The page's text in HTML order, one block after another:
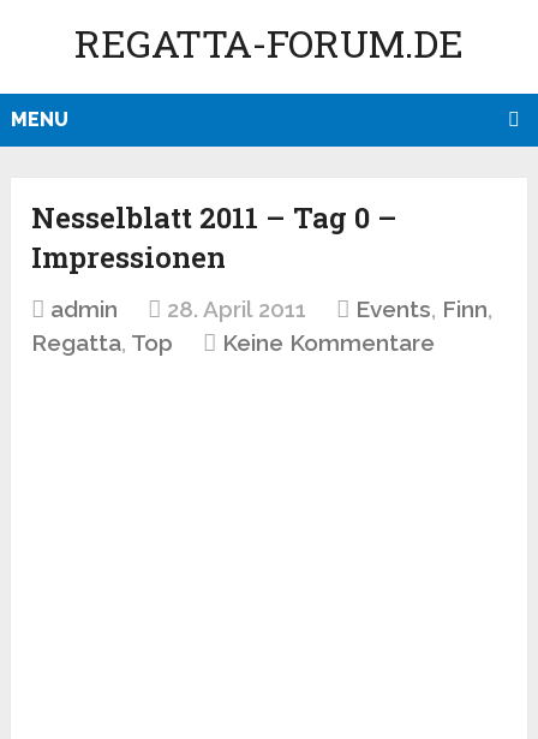
REGATTA-FORUM.DE
MENU
Nesselblatt 2011 – Tag 0 –
Impressionen
admin 28. April 2011 Events, Finn,
Regatta, Top Keine Kommentare